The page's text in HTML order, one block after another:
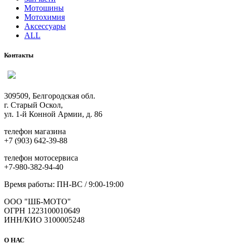
Мотошины
Мотохимия
Аксессуары
ALL
Контакты
309509, Белгородская обл.
г. Старый Оскол,
ул. 1-й Конной Армии, д. 86
телефон магазина
+7 (903) 642-39-88
телефон мотосервиса
+7-980-382-94-40
Время работы: ПН-ВС / 9:00-19:00
ООО "ШБ-МОТО"
ОГРН 1223100010649
ИНН/КИО 3100005248
О НАС